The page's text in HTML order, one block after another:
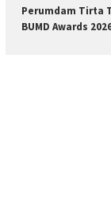
Perumdam Tirta
BUMD Awards